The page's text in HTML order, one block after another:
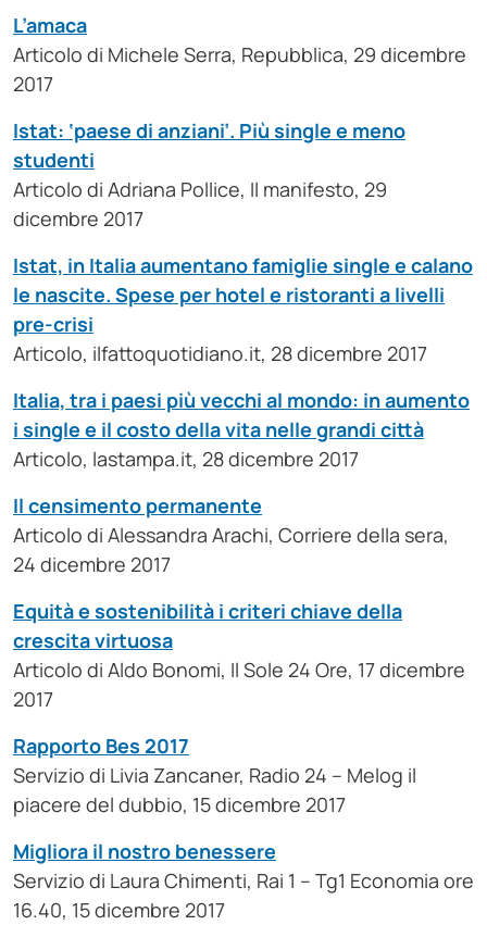
L’amaca
Articolo di Michele Serra, Repubblica, 29 dicembre
2017
Istat: ‘paese di anziani’. Più single e meno
studenti
Articolo di Adriana Pollice, Il manifesto, 29
dicembre 2017
Istat, in Italia aumentano famiglie single e calano
le nascite. Spese per hotel e ristoranti a livelli
pre-crisi
Articolo, ilfattoquotidiano.it, 28 dicembre 2017
Italia, tra i paesi più vecchi al mondo: in aumento
i single e il costo della vita nelle grandi città
Articolo, lastampa.it, 28 dicembre 2017
Il censimento permanente
Articolo di Alessandra Arachi, Corriere della sera,
24 dicembre 2017
Equità e sostenibilità i criteri chiave della
crescita virtuosa
Articolo di Aldo Bonomi, Il Sole 24 Ore, 17 dicembre
2017
Rapporto Bes 2017
Servizio di Livia Zancaner, Radio 24 – Melog il
piacere del dubbio, 15 dicembre 2017
Migliora il nostro benessere
Servizio di Laura Chimenti, Rai 1 – Tg1 Economia ore
16.40, 15 dicembre 2017